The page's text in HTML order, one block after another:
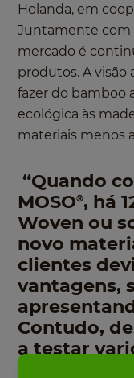
Holanda, em
Juntamente com
mercado é
produtos. A visão
fazer do bamboo
ecológica às
materiais menos
“Quando
MOSO®, há
Woven ou
novo
clientes
vantagens,
Contudo,
a testar
woven,